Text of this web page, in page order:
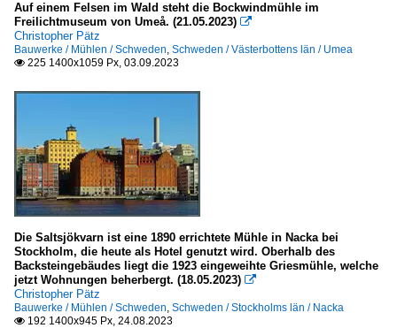
Borgholm (Nord-Öland)
Mörbylanga (Süd-Öland)
Stockholms län
Nacka
Västerbottens län
Umea
2020
2023
Auf einem Felsen im Wald steht die Bockwindmühle im
Freilichtmuseum von Umeå. (21.05.2023) 
Christopher Pätz
Bauwerke / Mühlen / Schweden, Schweden / Västerbottens län / Umea
 225 1400x1059 Px, 03.09.2023
Die Saltsjökvarn ist eine 1890 errichtete Mühle in Nacka bei
Stockholm, die heute als Hotel genutzt wird. Oberhalb des
Backsteingebäudes liegt die 1923 eingeweihte Griesmühle, welche
jetzt Wohnungen beherbergt. (18.05.2023) 
Christopher Pätz
Bauwerke / Mühlen / Schweden, Schweden / Stockholms län / Nacka
 192 1400x945 Px, 24.08.2023